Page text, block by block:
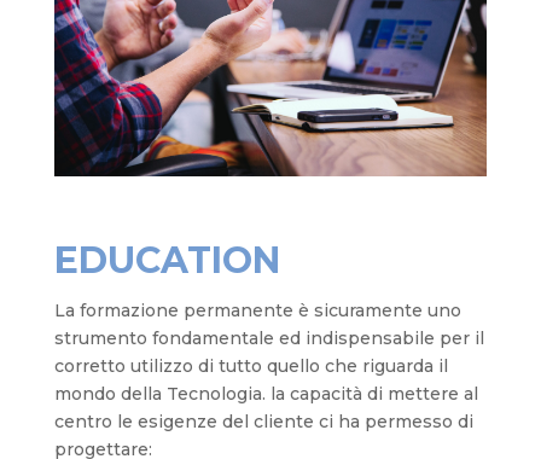
EDUCATION
La formazione permanente è sicuramente uno
strumento fondamentale ed indispensabile per il
corretto utilizzo di tutto quello che riguarda il
mondo della Tecnologia. la capacità di mettere al
centro le esigenze del cliente ci ha permesso di
progettare: